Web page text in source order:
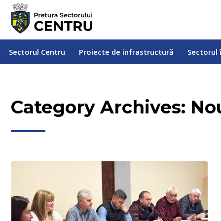
Sectorul Centru Proiecte de infrastructură Sectorul
Category Archives:
Sectorul Centru Proiecte de infrastructură